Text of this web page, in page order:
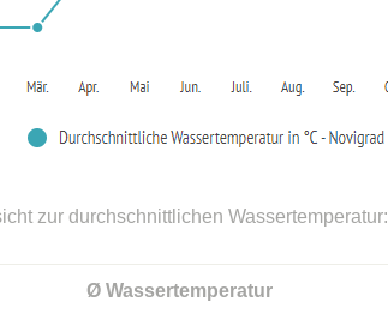
zur durchschnittlichen Wassertemperatur:
Ø Wassertemperatur